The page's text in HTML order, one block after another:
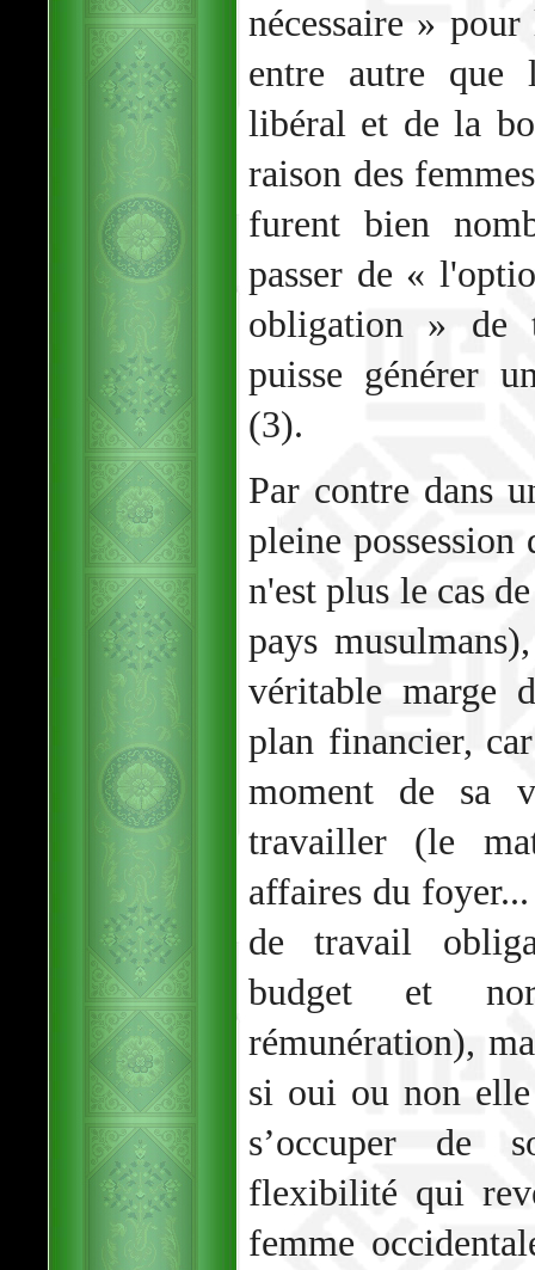
nécessaire »
entre autre que
libéral et de la
raison des
furent bien
passer de «
obligation » de
puisse générer
(3).
Par contre dans
pleine possession
n'est plus le cas
pays
véritable marge
plan financier,
moment de sa
travailler (le
affaires du
de travail
budget et
rémunération),
si oui ou non
s’occuper de
flexibilité qui
femme